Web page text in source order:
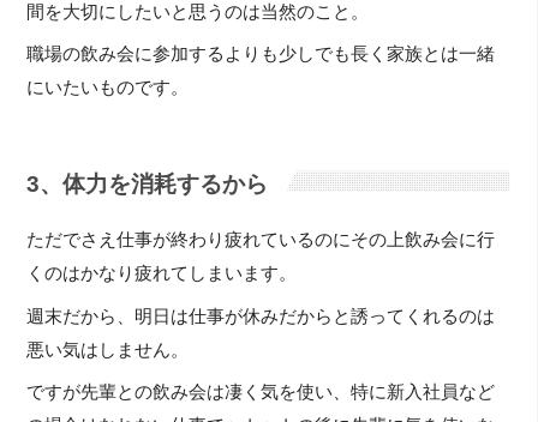
間を大切にしたいと思うのは当然のこと。
職場の飲み会に参加するよりも少しでも長く家族とは一緒
にいたいものです。
3、体力を消耗するから
ただでさえ仕事が終わり疲れているのにその上飲み会に行
くのはかなり疲れてしまいます。
週末だから、明日は仕事が休みだからと誘ってくれるのは
悪い気はしません。
ですが先輩との飲み会は凄く気を使い、特に新入社員など